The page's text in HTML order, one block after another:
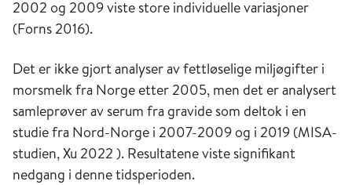
2002 og 2009 viste store individuelle variasjoner
(Forns 2016).
Det er ikke gjort analyser av fettløselige miljøgifter i
morsmelk fra Norge etter 2005, men det er analysert
samleprøver av serum fra gravide som deltok i en
studie fra Nord-Norge i 2007-2009 og i 2019 (MISA-
studien, Xu 2022 ). Resultatene viste signifikant
nedgang i denne tidsperioden.